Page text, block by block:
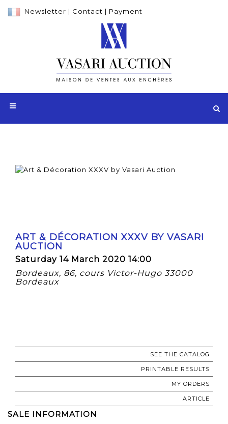
Newsletter | Contact | Payment
ART & DÉCORATION XXXV BY VASARI
AUCTION
Saturday 14 March 2020 14:00
Bordeaux, 86, cours Victor-Hugo 33000
Bordeaux
SEE THE CATALOG
PRINTABLE RESULTS
MY ORDERS
ARTICLE
SALE INFORMATION